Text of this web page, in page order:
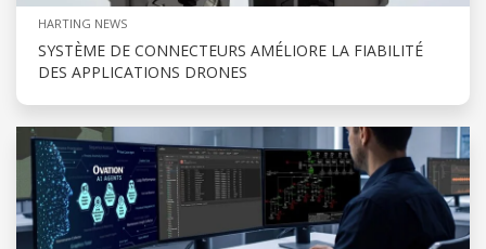
HARTING NEWS
SYSTÈME DE CONNECTEURS AMÉLIORE LA FIABILITÉ
DES APPLICATIONS DRONES